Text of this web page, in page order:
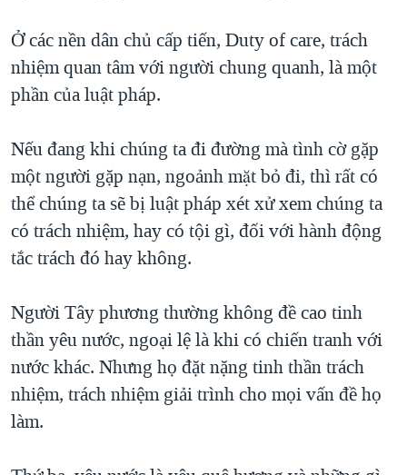
Ở các nền dân chủ cấp tiến, Duty of care, trách
nhiệm quan tâm với người chung quanh, là một
phần của luật pháp.
Nếu đang khi chúng ta đi đường mà tình cờ gặp
một người gặp nạn, ngoảnh mặt bỏ đi, thì rất có
thể chúng ta sẽ bị luật pháp xét xử xem chúng ta
có trách nhiệm, hay có tội gì, đối với hành động
tắc trách đó hay không.
Người Tây phương thường không đề cao tinh
thần yêu nước, ngoại lệ là khi có chiến tranh với
nước khác. Nhưng họ đặt nặng tinh thần trách
nhiệm, trách nhiệm giải trình cho mọi vấn đề họ
làm.